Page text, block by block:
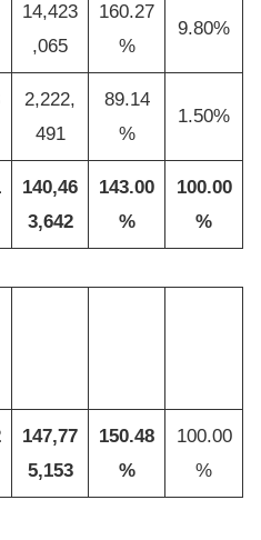
14,423
,065
160.27
%
9.80%
2,222,
491
89.14
%
1.50%
140,46
3,642
143.00
%
100.00
%
147,77
5,153
150.48
%
100.00
%